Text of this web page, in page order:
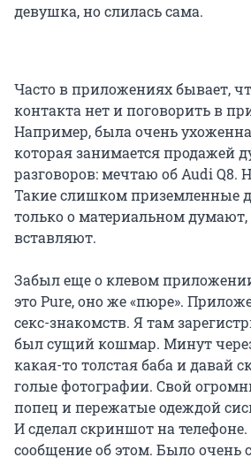
девушка, но слилась сама.
Часто в приложениях бывает,
контакта нет и поговорить в
Например, была очень
которая занимается продажей
разговоров: мечтаю об Audi Q8.
Такие слишком приземленные
только о материальном
вставляют.
Забыл еще о клевом
это Pure, оно же «пюре».
секс-знакомств. Я там
был сущий кошмар. Минут
какая-то толстая баба и давай
голые фотографии. Свой
попец и пережатые одеждой
И сделал скриншот на
сообщение об этом. Было очень